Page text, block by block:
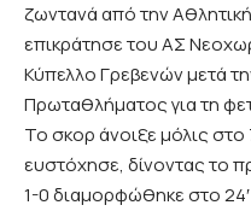
ζωντανά από την
επικράτησε του ΑΣ
Κύπελλο Γρεβενών μετά
Πρωταθλήματος για τη
Το σκορ άνοιξε μόλις στο
ευστόχησε, δίνοντας το
1-0 διαμορφώθηκε στο